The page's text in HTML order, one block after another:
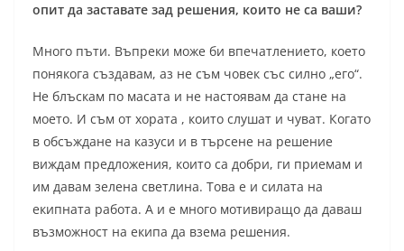
опит да заставате зад решения, които не са ваши?
Много пъти. Въпреки може би впечатлението, което
понякога създавам, аз не съм човек със силно „его“.
Не блъскам по масата и не настоявам да стане на
моето. И съм от хората , които слушат и чуват. Когато
в обсъждане на казуси и в търсене на решение
виждам предложения, които са добри, ги приемам и
им давам зелена светлина. Това е и силата на
екипната работа. А и е много мотивиращо да даваш
възможност на екипа да взема решения.